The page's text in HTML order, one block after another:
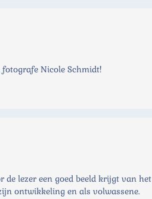
Nicole Schmidt!
lezer een goed beeld krijgt van het
ontwikkeling en als volwassene.